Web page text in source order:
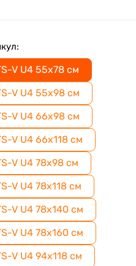
V U4 55x78 см
V U4 55x98 см
V U4 66x98 см
V U4 66x118 см
V U4 78x98 см
V U4 78x118 см
V U4 78x140 см
V U4 78x160 см
V U4 94x118 см